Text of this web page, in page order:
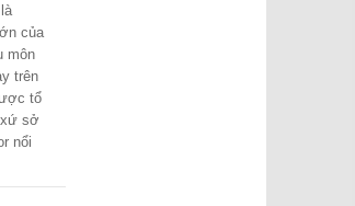
của
môn
trên
tổ
sở
nổi